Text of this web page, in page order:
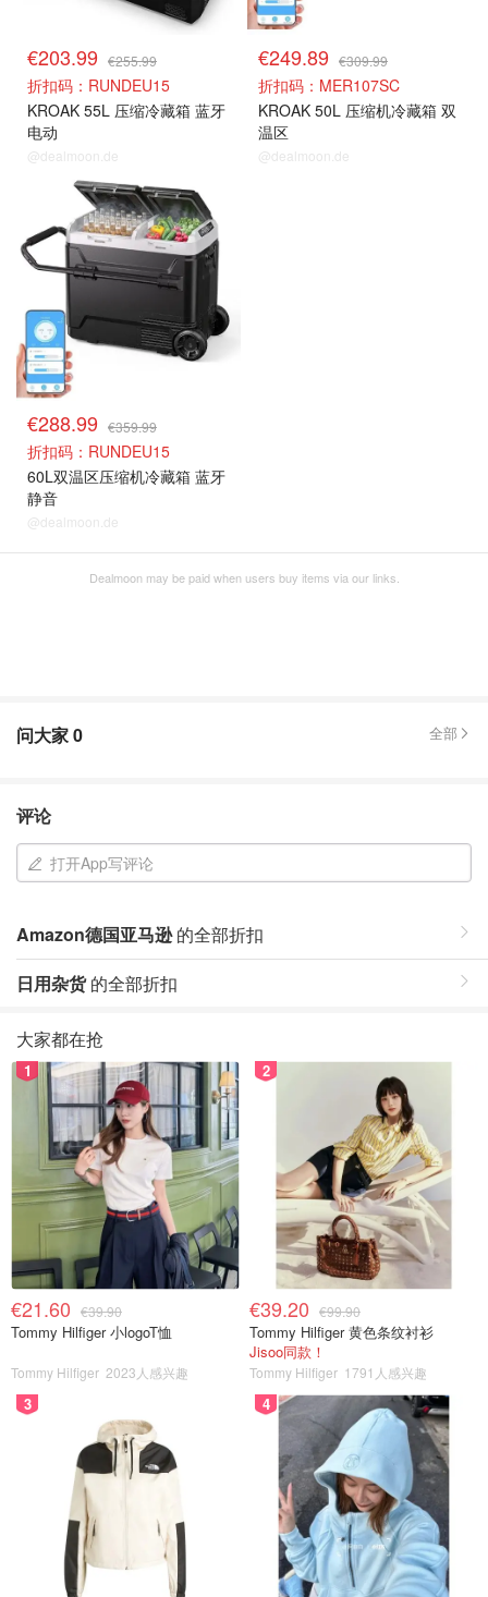
€203.99 €255.99
折扣码：RUNDEU15
KROAK 55L 压缩冷藏箱 蓝牙
电动
@dealmoon.de
€249.89 €309.99
折扣码：MER107SC
KROAK 50L 压缩机冷藏箱 双
温区
@dealmoon.de
€288.99 €359.99
折扣码：RUNDEU15
60L双温区压缩机冷藏箱 蓝牙
静音
@dealmoon.de
Dealmoon may be paid when users buy items via our links.
问大家0 全部
评论
打开App写评论
Amazon德国亚马逊的全部折扣
日用杂货的全部折扣
大家都在抢
1
€21.60 €39.90
Tommy Hilfiger 小logoT恤
Tommy Hilfiger 2023人感兴趣
2
€39.20 €99.90
Tommy Hilfiger 黄色条纹衬衫
Jisoo同款！
Tommy Hilfiger 1791人感兴趣
3 4